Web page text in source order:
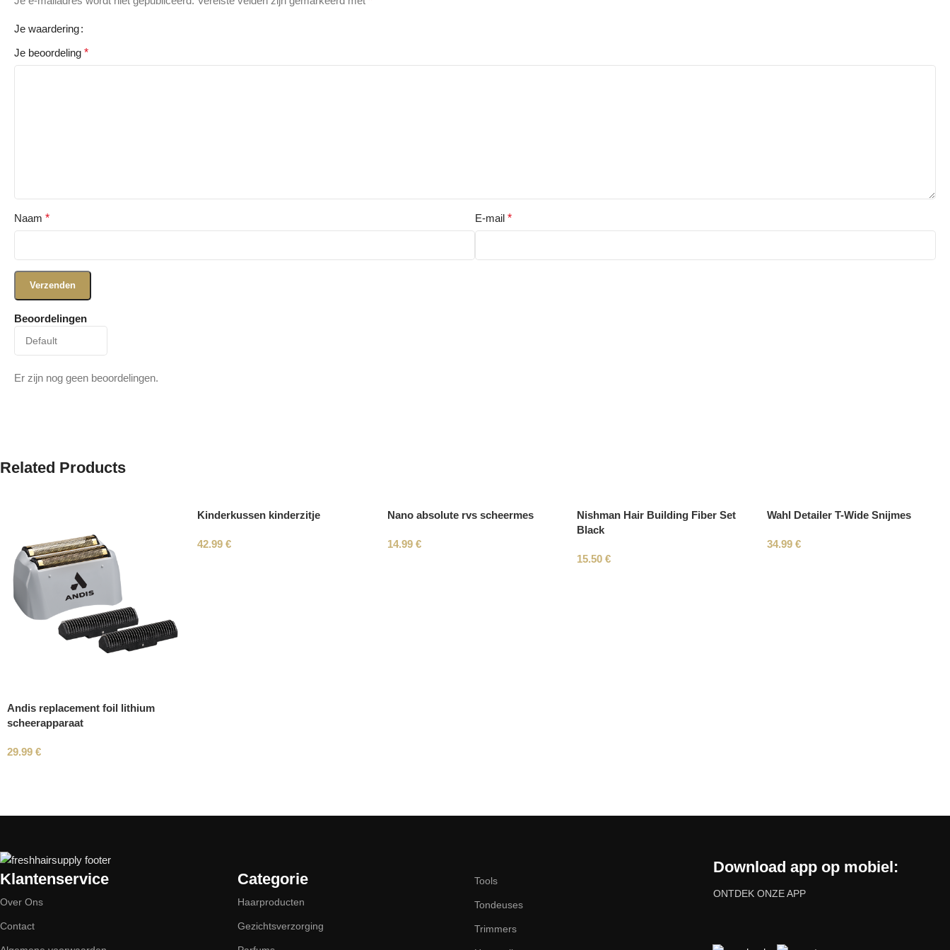
Beoordelingen
Er zijn nog geen beoordelingen.
Je waardering
Je beoordeling *
Naam * E-mail *
Related Products
Andis replacement foil lithium
scheerapparaat
29.99 €
Kinderkussen kinderzitje
42.99 €
Nano absolute rvs scheermes
14.99 €
Nishman Hair Building Fiber Set
Black
15.50€
Wahl Detailer T-Wide Snijmes
34.99€
Klantenservice
Over Ons
Contact
Categorie
Haarproducten
Gezichtsverzorging
Tools
Tondeuses
Trimmers
Download app op mobiel:
ONTDEK ONZE APP